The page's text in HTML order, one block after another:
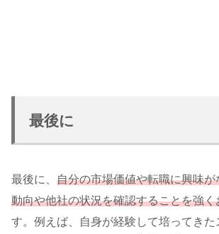
最後に
最後に、 自分の市場価値や転職に興味
動向や他社の状況を確認することを強く
す。例えば、自身が経験して培ってき